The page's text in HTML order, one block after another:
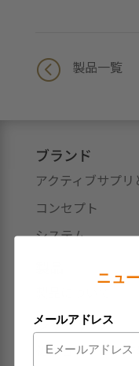
< 製品一覧
ブランド
アクティブサプリ
コンセプト
システム
ジャーナル
初心者向けおす
ニュ
メールアドレス